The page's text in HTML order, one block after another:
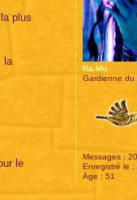
Ra Mu
Gardienne du
Messages :
Enregistré le :
Âge : 51
plus
la
le